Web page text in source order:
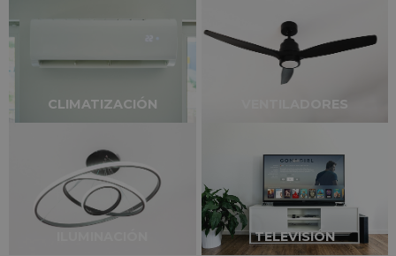
vanguardia que garantiza unalimpieza excepcional
Equipados con programas específicos para diferentes
tipos de vajilla y niveles de suciedad, estos dispositivos
utensilios salgan relucientes y listos para usar.
CLIMATIZACIÓN VENTILADORES
TELEVISIÓN